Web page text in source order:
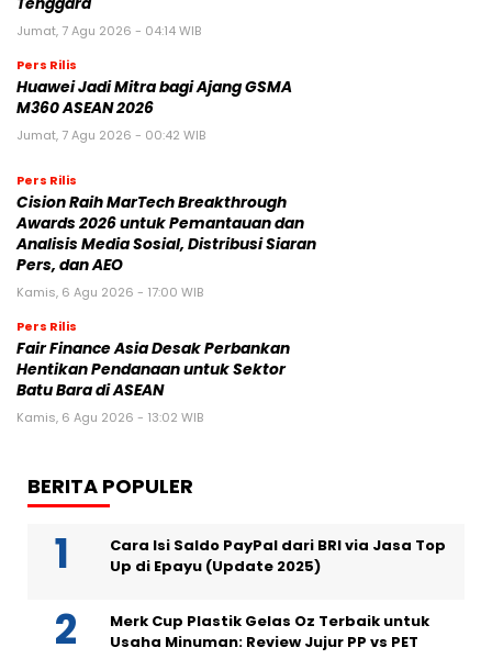
Tenggara
Jumat, 7 Agu 2026 - 04:14 WIB
Pers Rilis
Huawei Jadi Mitra bagi Ajang GSMA
M360 ASEAN 2026
Jumat, 7 Agu 2026 - 00:42 WIB
Pers Rilis
Cision Raih MarTech Breakthrough
Awards 2026 untuk Pemantauan dan
Analisis Media Sosial, Distribusi Siaran
Pers, dan AEO
Kamis, 6 Agu 2026 - 17:00 WIB
Pers Rilis
Fair Finance Asia Desak Perbankan
Hentikan Pendanaan untuk Sektor
Batu Bara di ASEAN
Kamis, 6 Agu 2026 - 13:02 WIB
BERITA POPULER
Cara Isi Saldo PayPal dari BRI via Jasa Top
Up di Epayu (Update 2025)
Merk Cup Plastik Gelas Oz Terbaik untuk
Usaha Minuman: Review Jujur PP vs PET